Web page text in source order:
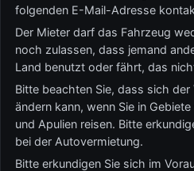
folgenden E-Mail-Adresse
Der Mieter darf das Fahrzeug
noch zulassen, dass jemand
Land benutzt oder fährt, das
Bitte beachten Sie, dass sich
ändern kann, wenn Sie in
und Apulien reisen. Bitte
bei der Autovermietung.
Bitte erkundigen Sie sich im